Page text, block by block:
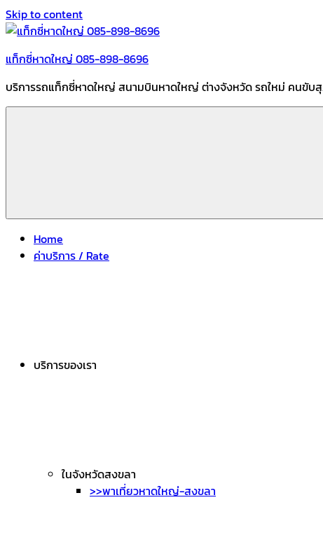
Skip to content
แท็กซี่หาดใหญ่ 085-898-8696
บริการรถแท็กซี่หาดใหญ่ สนามบินหาดใหญ่ ต่างจังหวัด รถใหม่ คนขับ
Home
ค่าบริการ / Rate
บริการของเรา
ในจังหวัดสงขลา
>>พาเที่ยวหาดใหญ่-สงขลา